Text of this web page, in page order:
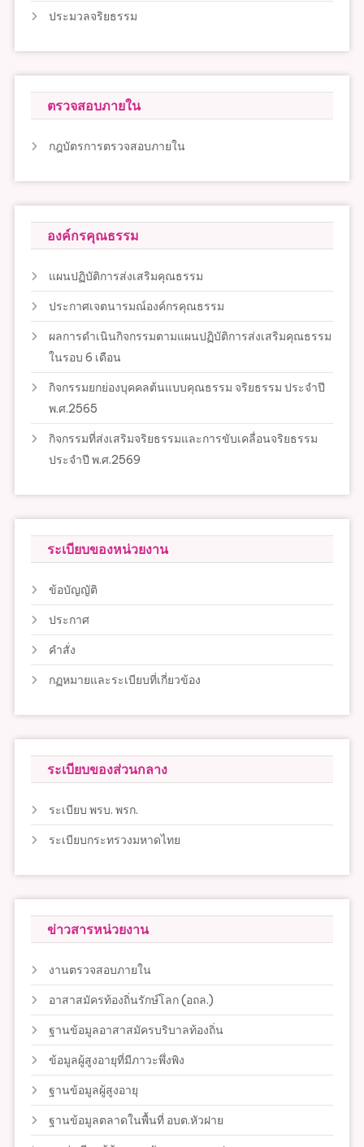
ประมวลจริยธรรม
ตรวจสอบภายใน
กฎบัตรการตรวจสอบภายใน
องค์กรคุณธรรม
แผนปฏิบัติการส่งเสริมคุณธรรม
ประกาศเจตนารมณ์องค์กรคุณธรรม
ผลการดำเนินกิจกรรมตามแผนปฏิบัติการส่งเสริมคุณธรรม
ในรอบ 6 เดือน
กิจกรรมยกย่องบุคคลต้นแบบคุณธรรม จริยธรรม ประจำปี
พ.ศ.2565
กิจกรรมที่ส่งเสริมจริยธรรมและการขับเคลื่อนจริยธรรม
ประจำปี พ.ศ.2569
ระเบียบของหน่วยงาน
ข้อบัญญัติ
ประกาศ
คำสั่ง
กฏหมายและระเบียบที่เกี่ยวข้อง
ระเบียบของส่วนกลาง
ระเบียบ พรบ. พรก.
ระเบียบกระทรวงมหาดไทย
ข่าวสารหน่วยงาน
งานตรวจสอบภายใน
อาสาสมัครท้องถิ่นรักษ์โลก (อถล.)
ฐานข้อมูลอาสาสมัครบริบาลท้องถิ่น
ข้อมูลผู้สูงอายุที่มีภาวะพึ่งพิง
ฐานข้อมูลผู้สูงอายุ
ฐานข้อมูลตลาดในพื้นที่ อบต.หัวฝาย